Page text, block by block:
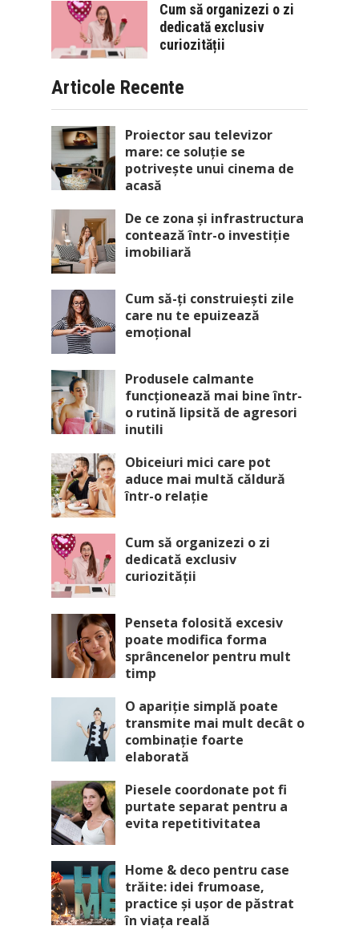
Cum să organizezi o zi
dedicată exclusiv
curiozității
Articole Recente
Proiector sau televizor
mare: ce soluție se
potrivește unui cinema de
acasă
De ce zona și infrastructura
contează într-o investiție
imobiliară
Cum să-ți construiești zile
care nu te epuizează
emoțional
Produsele calmante
funcționează mai bine într-
o rutină lipsită de agresori
inutili
Obiceiuri mici care pot
aduce mai multă căldură
într-o relație
Cum să organizezi o zi
dedicată exclusiv
curiozității
Penseta folosită excesiv
poate modifica forma
sprâncenelor pentru mult
timp
O apariție simplă poate
transmite mai mult decât o
combinație foarte
elaborată
Piesele coordonate pot fi
purtate separat pentru a
evita repetitivitatea
Home & deco pentru case
trăite: idei frumoase,
practice și ușor de păstrat
în viața reală